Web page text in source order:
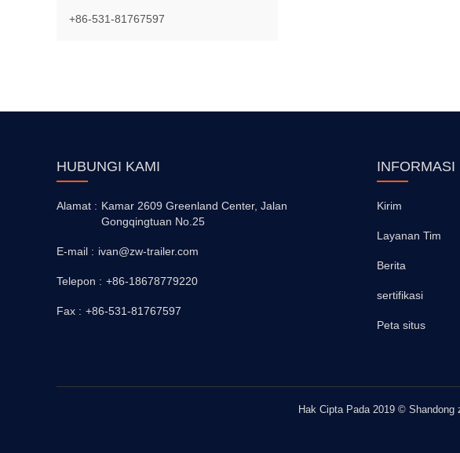
+86-531-81767597
HUBUNGI KAMI
Alamat : Kamar 2609 Greenland Center, Jalan
Gongqingtuan No.25
E-mail : ivan@zw-trailer.com
Telepon : +86-18678779220
Fax : +86-531-81767597
INFORMASI
Kirim
Layanan Tim
Berita
sertifikasi
Peta situs
Hak Cipta Pada 2019 © Shandong